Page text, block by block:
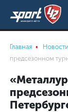
Главная Новости
предсезонном